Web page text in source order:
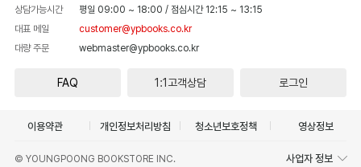
상담가능시간 평일 09:00 ~ 18:00 / 점심시간 12:15 ~ 13:15
대표 메일
customer@ypbooks.co.kr
대량 주문
webmaster@ypbooks.co.kr
FAQ 1:1고객상담 로그인
이용약관 개인정보처리방침 청소년보호정책 영상정보
© YOUNGPOONG BOOKSTORE INC. 사업자 정보